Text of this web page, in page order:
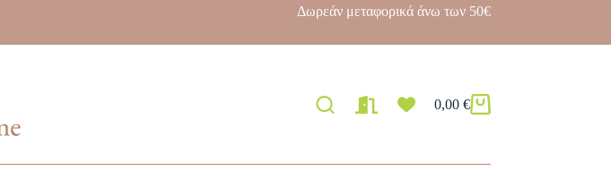
Δωρεάν μεταφορικά άνω των 50€
0,00 €